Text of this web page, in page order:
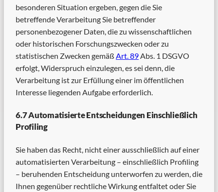
besonderen Situation ergeben, gegen die Sie
betreffende Verarbeitung Sie betreffender
personenbezogener Daten, die zu wissenschaftlichen
oder historischen Forschungszwecken oder zu
statistischen Zwecken gemäß Art. 89Abs. 1 DSGVO
erfolgt, Widerspruch einzulegen, es sei denn, die
Verarbeitung ist zur Erfüllung einer im öffentlichen
Interesse liegenden Aufgabe erforderlich.
6.7 Automatisierte Entscheidungen Einschließlich
Profiling
Sie haben das Recht, nicht einer ausschließlich auf einer
automatisierten Verarbeitung – einschließlich Profiling
– beruhenden Entscheidung unterworfen zu werden, die
Ihnen gegenüber rechtliche Wirkung entfaltet oder Sie